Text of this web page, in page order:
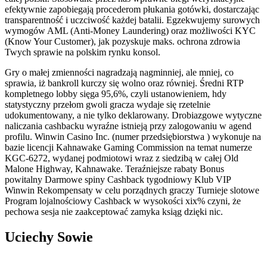
efektywnie zapobiegają procederom płukania gotówki, dostarczając
transparentność i uczciwość każdej batalii. Egzekwujemy surowych
wymogów AML (Anti-Money Laundering) oraz możliwości KYC
(Know Your Customer), jak pozyskuje maks. ochrona zdrowia
Twych sprawie na polskim rynku konsol.
Gry o małej zmienności nagradzają nagminniej, ale mniej, co
sprawia, iż bankroll kurczy się wolno oraz równiej. Średni RTP
kompletnego lobby sięga 95,6%, czyli ustanowieniem, hdy
statystyczny przełom gwoli gracza wydaje się rzetelnie
udokumentowany, a nie tylko deklarowany. Drobiazgowe wytyczne
naliczania cashbacku wyraźne istnieją przy zalogowaniu w agend
profilu. Winwin Casino Inc. (numer przedsiębiorstwa ) wykonuje na
bazie licencji Kahnawake Gaming Commission na temat numerze
KGC-6272, wydanej podmiotowi wraz z siedzibą w całej Old
Malone Highway, Kahnawake. Teraźniejsze rabaty Bonus
powitalny Darmowe spiny Cashback tygodniowy Klub VIP
Winwin Rekompensaty w celu porządnych graczy Turnieje slotowe
Program lojalnościowy Cashback w wysokości xix% czyni, że
pechowa sesja nie zaakceptować zamyka ksiąg dzięki nic.
Uciechy Sowie